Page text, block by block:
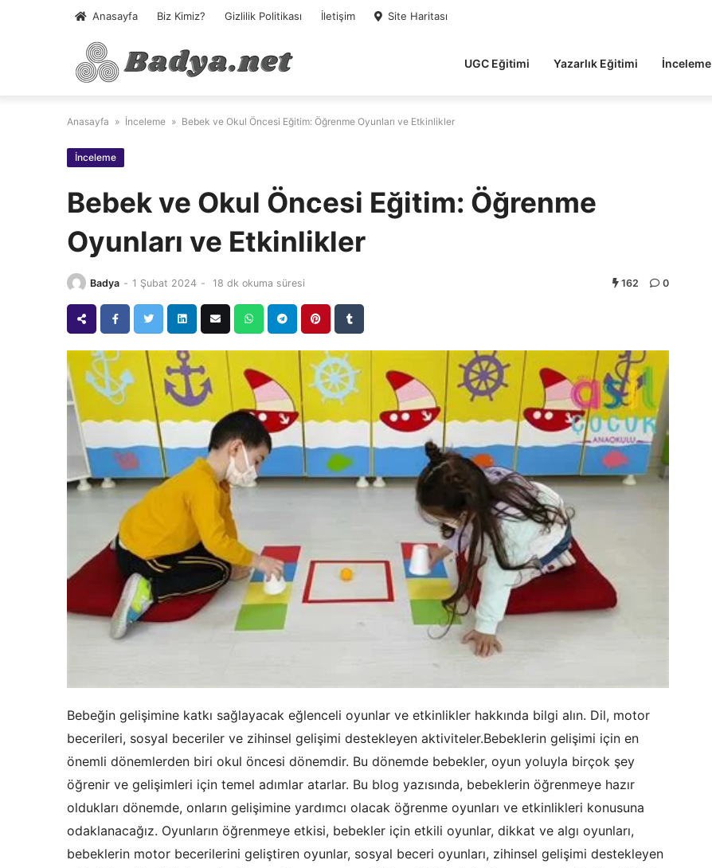
Anasayfa Biz Kimiz? Gizlilik Politikası İletişim Site Haritası
UGC Eğitimi Yazarlık Eğitimi İnceleme
Anasayfa » İnceleme » Bebek ve Okul Öncesi Eğitim: Öğrenme Oyunları ve Etkinlikler
İnceleme
Bebek ve Okul Öncesi Eğitim: Öğrenme
Oyunları ve Etkinlikler
Badya - 1 Şubat 2024 - 18 dk okuma süresi 162 0
Bebeğin gelişimine katkı sağlayacak eğlenceli oyunlar ve etkinlikler hakkında bilgi alın. Dil, motor
becerileri, sosyal beceriler ve zihinsel gelişimi destekleyen aktiviteler.Bebeklerin gelişimi için en
önemli dönemlerden biri okul öncesi dönemdir. Bu dönemde bebekler, oyun yoluyla birçok şey
öğrenir ve gelişimleri için temel adımlar atarlar. Bu blog yazısında, bebeklerin öğrenmeye hazır
oldukları dönemde, onların gelişimine yardımcı olacak öğrenme oyunları ve etkinlikleri konusuna
odaklanacağız. Oyunların öğrenmeye etkisi, bebekler için etkili oyunlar, dikkat ve algı oyunları,
bebeklerin motor becerilerini geliştiren oyunlar, sosyal beceri oyunları, zihinsel gelişimi destekleyen